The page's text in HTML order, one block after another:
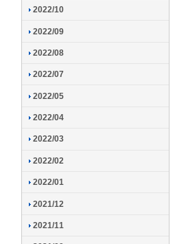
2022/10
2022/09
2022/08
2022/07
2022/05
2022/04
2022/03
2022/02
2022/01
2021/12
2021/11